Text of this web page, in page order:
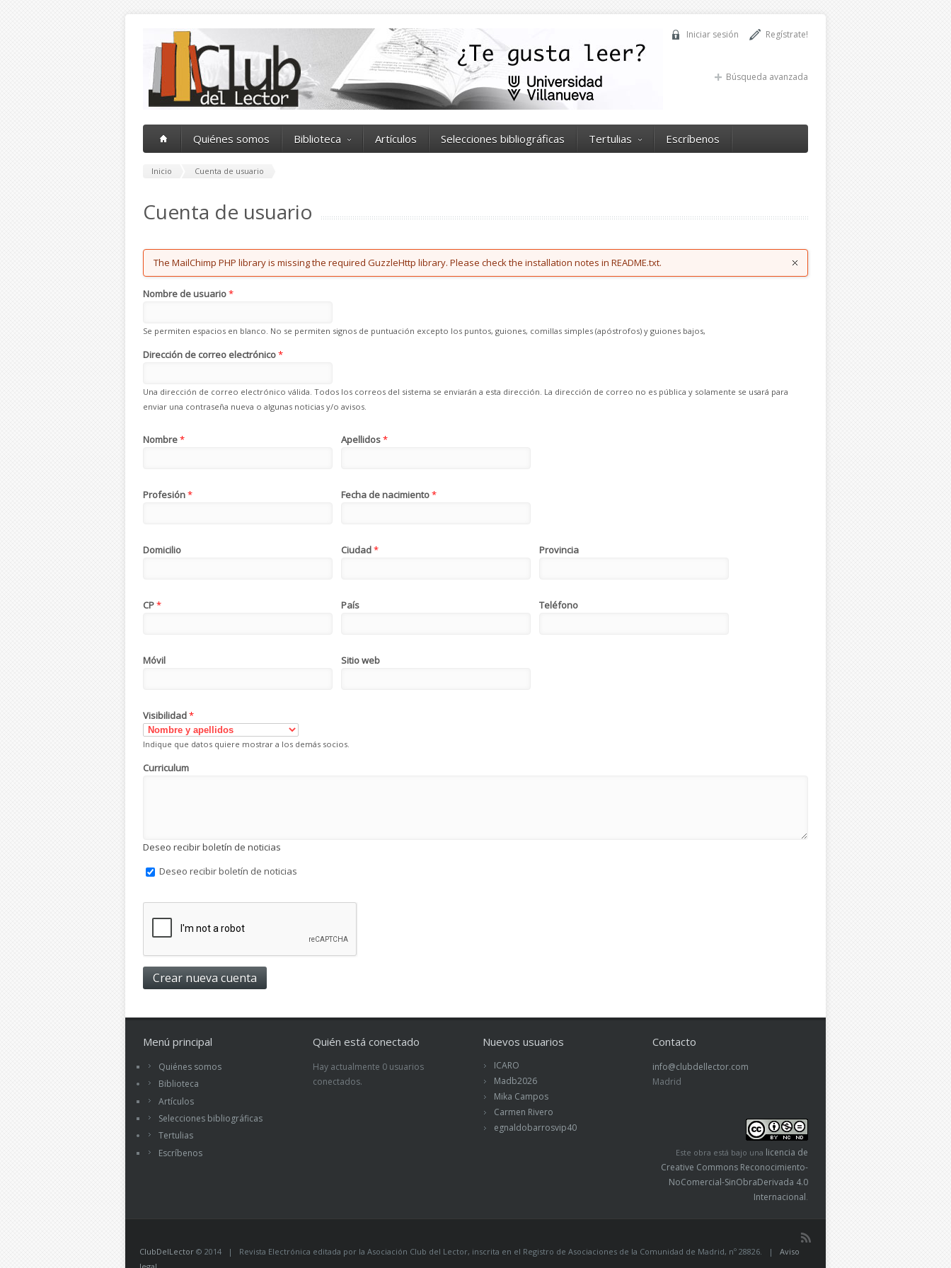
Regístrate!
Iniciar sesión
Búsqueda avanzada
Quiénes somos Biblioteca Artículos Selecciones bibliográficas Tertulias Escríbenos
Inicio Cuenta de usuario
Cuenta de usuario
Error message
The MailChimp PHP library is missing the required GuzzleHttp library. Please check the installation notes in README.txt.
Nombre de usuario*
Se permiten espacios en blanco. No se permiten signos de puntuación excepto los puntos, guiones, comillas simples (apóstrofos) y guiones bajos,
Dirección de correo electrónico*
Una dirección de correo electrónico válida. Todos los correos del sistema se enviarán a esta dirección. La dirección de correo no es pública y solamente se usará para
enviar una contraseña nueva o algunas noticias y/o avisos.
Nombre* Apellidos*
Profesión* Fecha de nacimiento*
Domicilio Ciudad* Provincia
CP* País Teléfono
Móvil Sitio web
Visibilidad*
Indique que datos quiere mostrar a los demás socios.
Curriculum
Deseo recibir boletín de noticias
Deseo recibir boletín de noticias
Menú principal
Quiénes somos
Biblioteca
Artículos
Selecciones bibliográficas
Tertulias
Escríbenos
Quién está conectado
Hay actualmente 0 usuarios
conectados.
Nuevos usuarios
ICARO
Madb2026
Mika Campos
Carmen Rivero
egnaldobarrosvip40
Contacto
info@clubdellector.com
Madrid
Este obra está bajo una licencia de
Creative Commons Reconocimiento-
NoComercial-SinObraDerivada 4.0
Internacional
ClubDelLector © 2014 | Revista Electrónica editada por la Asociación Club del Lector, inscrita en el Registro de Asociaciones de la Comunidad de Madrid, nº 28826. | Aviso